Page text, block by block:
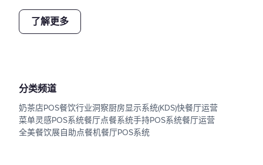
了解更多
分类频道
奶茶店POS餐饮行业洞察厨房显示系统(KDS)快餐厅运营
菜单灵感POS系统餐厅点餐系统手持POS系统餐厅运营
全美餐饮展自助点餐机餐厅POS系统